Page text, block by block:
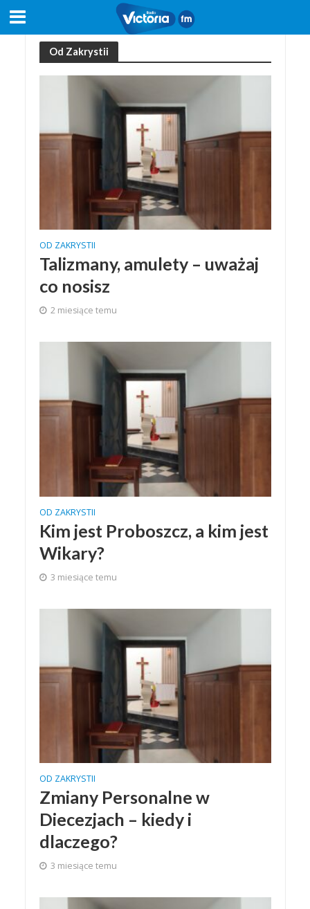
Od Zakrystii
OD ZAKRYSTII
Talizmany, amulety – uważaj
co nosisz
2 miesiące temu
OD ZAKRYSTII
Kim jest Proboszcz, a kim jest
Wikary?
3 miesiące temu
OD ZAKRYSTII
Zmiany Personalne w
Diecezjach – kiedy i
dlaczego?
3 miesiące temu